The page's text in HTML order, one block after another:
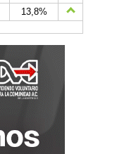
13,8%